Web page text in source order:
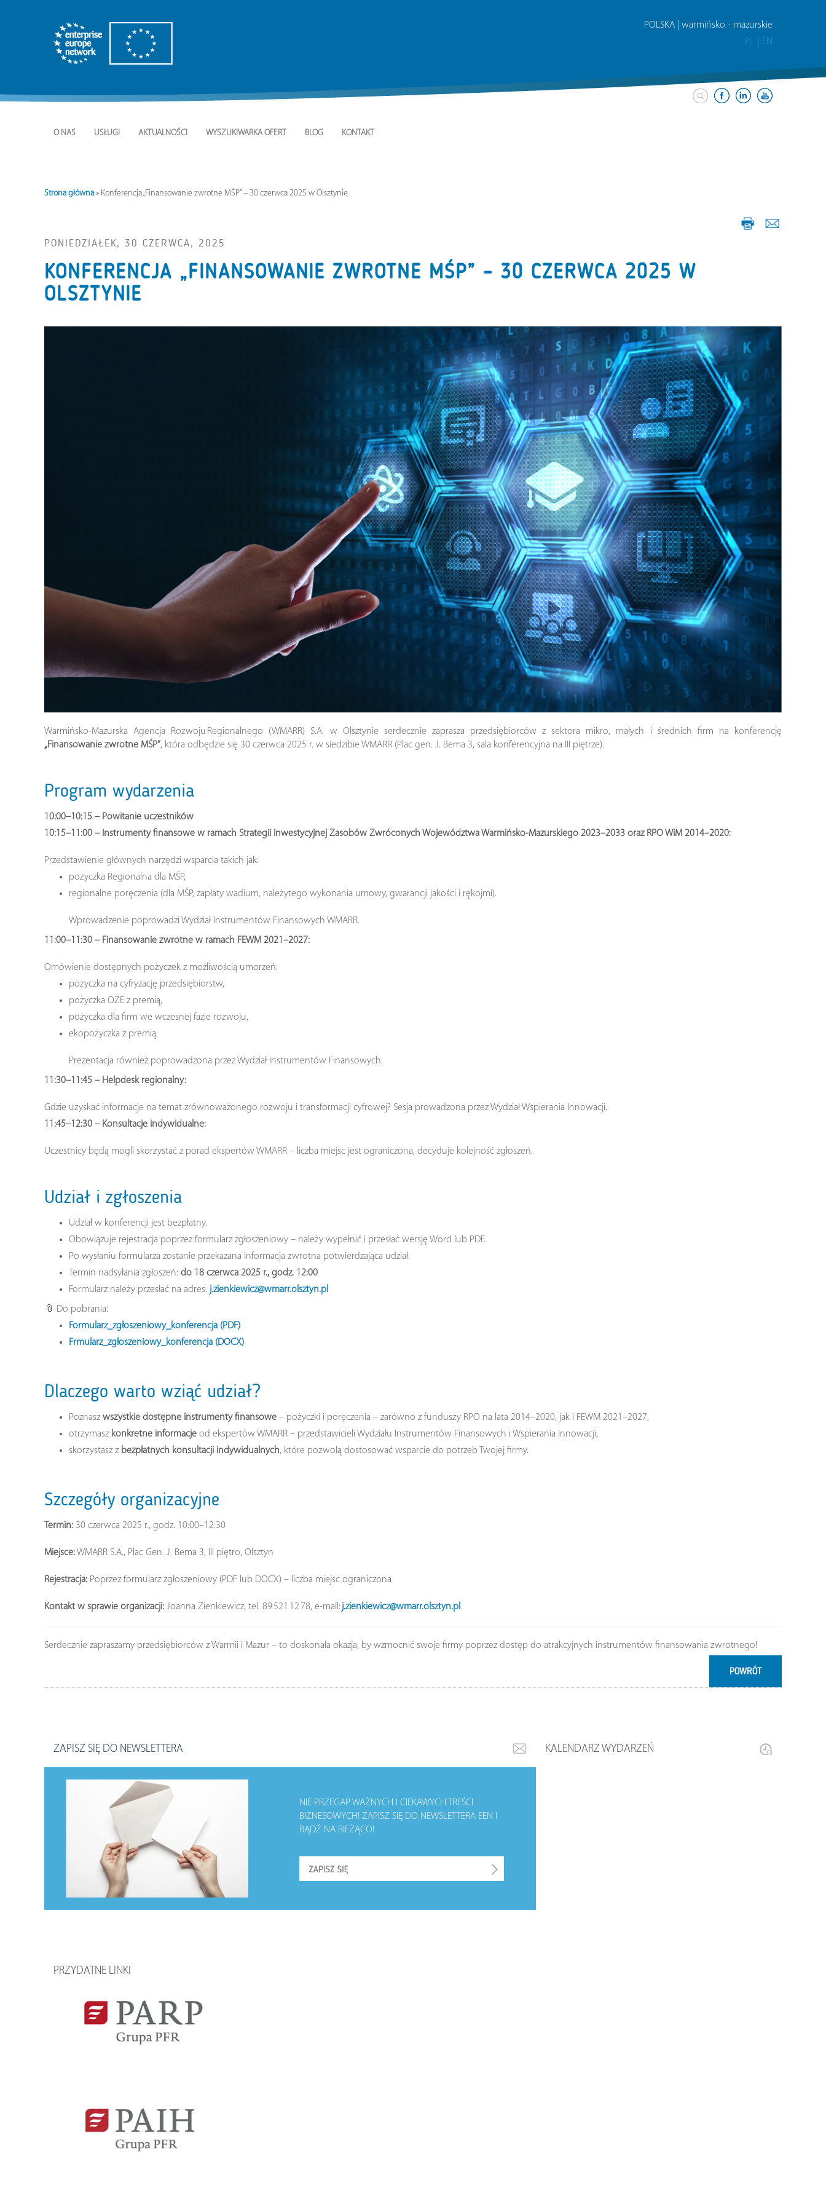
POLSKA | warmińsko - mazurskie
PL
EN
O NAS USŁUGI AKTUALNOŚCI WYSZUKIWARKA OFERT BLOG KONTAKT
Strona główna » Konferencja „Finansowanie zwrotne MŚP” – 30 czerwca 2025 w Olsztynie
PONIEDZIAŁEK, 30 CZERWCA, 2025
KONFERENCJA „FINANSOWANIE ZWROTNE MŚP” – 30 CZERWCA 2025 W
OLSZTYNIE
Warmińsko‑Mazurska Agencja Rozwoju Regionalnego (WMARR) S.A. w Olsztynie serdecznie zaprasza przedsiębiorców z sektora mikro, małych i średnich firm na konferencję
„Finansowanie zwrotne MŚP”, która odbędzie się 30 czerwca 2025 r. w siedzibie WMARR (Plac gen. J. Bema 3, sala konferencyjna na III piętrze).
Program wydarzenia
10:00–10:15 – Powitanie uczestników
10:15–11:00 – Instrumenty finansowe w ramach Strategii Inwestycyjnej Zasobów Zwróconych Województwa Warmińsko‑Mazurskiego 2023–2033 oraz RPO WiM 2014–2020:
Przedstawienie głównych narzędzi wsparcia takich jak:
pożyczka Regionalna dla MŚP,
regionalne poręczenia (dla MŚP, zapłaty wadium, należytego wykonania umowy, gwarancji jakości i rękojmi).
Wprowadzenie poprowadzi Wydział Instrumentów Finansowych WMARR.
11:00–11:30 – Finansowanie zwrotne w ramach FEWM 2021–2027:
Omówienie dostępnych pożyczek z możliwością umorzeń:
pożyczka na cyfryzację przedsiębiorstw,
pożyczka OZE z premią,
pożyczka dla firm we wczesnej fazie rozwoju,
ekopożyczka z premią.
Prezentacja również poprowadzona przez Wydział Instrumentów Finansowych.
11:30–11:45 – Helpdesk regionalny:
Gdzie uzyskać informacje na temat zrównoważonego rozwoju i transformacji cyfrowej? Sesja prowadzona przez Wydział Wspierania Innowacji.
11:45–12:30 – Konsultacje indywidualne:
Uczestnicy będą mogli skorzystać z porad ekspertów WMARR – liczba miejsc jest ograniczona, decyduje kolejność zgłoszeń.
Udział i zgłoszenia
Udział w konferencji jest bezpłatny.
Obowiązuje rejestracja poprzez formularz zgłoszeniowy – należy wypełnić i przesłać wersję Word lub PDF.
Po wysłaniu formularza zostanie przekazana informacja zwrotna potwierdzająca udział.
Termin nadsyłania zgłoszeń: do 18 czerwca 2025 r., godz. 12:00
Formularz należy przesłać na adres: j.zienkiewicz@wmarr.olsztyn.pl
📎 Do pobrania:
Formularz_zgłoszeniowy_konferencja (PDF)
Frmularz_zgłoszeniowy_konferencja (DOCX)
Dlaczego warto wziąć udział?
Poznasz wszystkie dostępne instrumenty finansowe – pożyczki i poręczenia – zarówno z funduszy RPO na lata 2014–2020, jak i FEWM 2021–2027,
otrzymasz konkretne informacje od ekspertów WMARR – przedstawicieli Wydziału Instrumentów Finansowych i Wspierania Innowacji,
skorzystasz z bezpłatnych konsultacji indywidualnych, które pozwolą dostosować wsparcie do potrzeb Twojej firmy.
Szczegóły organizacyjne
Termin: 30 czerwca 2025 r., godz. 10:00–12:30
Miejsce:WMARR S.A., Plac Gen. J. Bema 3, III piętro, Olsztyn
Rejestracja: Poprzez formularz zgłoszeniowy (PDF lub DOCX) – liczba miejsc ograniczona
Kontakt w sprawie organizacji: Joanna Zienkiewicz, tel. 89 521 12 78, e‑mail: j.zienkiewicz@wmarr.olsztyn.pl
Serdecznie zapraszamy przedsiębiorców z Warmii i Mazur – to doskonała okazja, by wzmocnić swoje firmy poprzez dostęp do atrakcyjnych instrumentów finansowania zwrotnego!
POWRÓT
ZAPISZ SIĘ DO NEWSLETTERA
NIE PRZEGAP WAŻNYCH I CIEKAWYCH TREŚCI
BIZNESOWYCH! ZAPISZ SIĘ DO NEWSLETTERA EEN I
BĄDŹ NA BIEŻĄCO!
KALENDARZ WYDARZEŃ
PRZYDATNE LINKI